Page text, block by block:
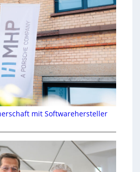
mit Softwarehersteller